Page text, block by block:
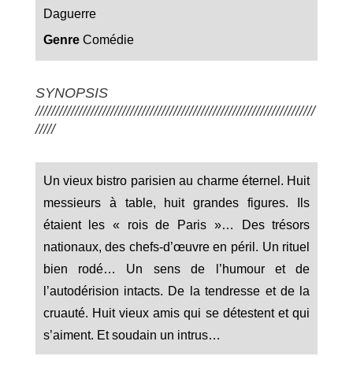
Daguerre
GenreComédie
SYNOPSIS
///////////////////////////////////////////////////////////////////////
/////
Un vieux bistro parisien au charme éternel. Huit
messieurs à table, huit grandes figures. Ils
étaient les « rois de Paris »… Des trésors
nationaux, des chefs-d’œuvre en péril. Un rituel
bien rodé… Un sens de l’humour et de
l’autodérision intacts. De la tendresse et de la
cruauté. Huit vieux amis qui se détestent et qui
s’aiment. Et soudain un intrus…